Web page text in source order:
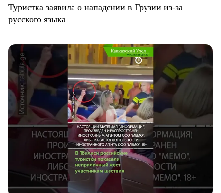
Туристка заявила о нападении в Грузии из-за
русского языка